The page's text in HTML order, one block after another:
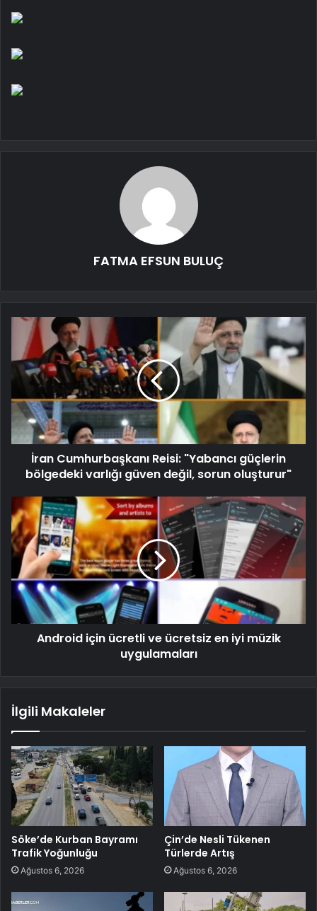
FATMA EFSUN BULUÇ
İran Cumhurbaşkanı Reisi: "Yabancı güçlerin
bölgedeki varlığı güven değil, sorun oluşturur"
Android için ücretli ve ücretsiz en iyi müzik
uygulamaları
İlgili Makaleler
Söke’de Kurban Bayramı
Trafik Yoğunluğu
Ağustos 6, 2026
Çin’de Nesli Tükenen
Türlerde Artış
Ağustos 6, 2026